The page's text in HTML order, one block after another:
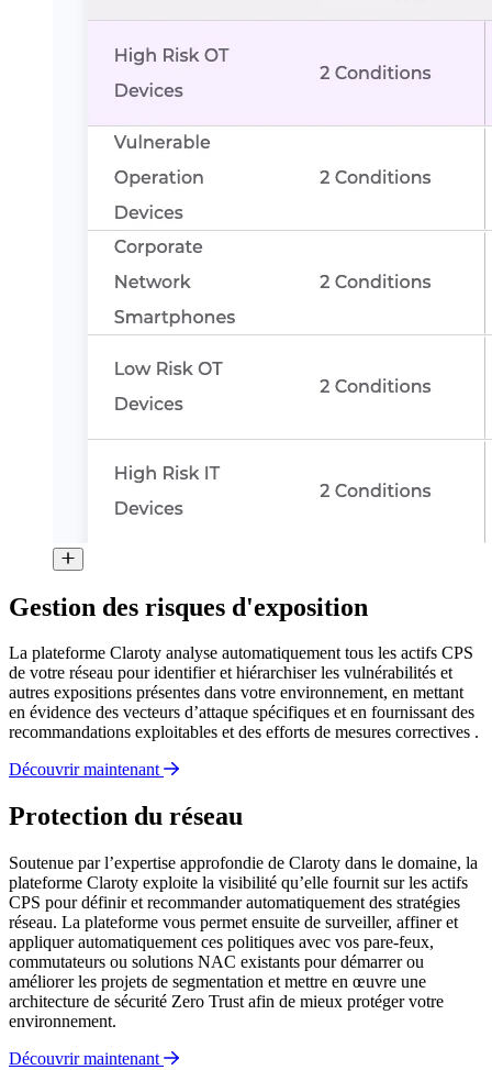
Gestion des risques d'exposition
La plateforme Claroty analyse automatiquement tous les actifs CPS
de votre réseau pour identifier et hiérarchiser les vulnérabilités et
autres expositions présentes dans votre environnement, en mettant
en évidence des vecteurs d’attaque spécifiques et en fournissant des
recommandations exploitables et des efforts de mesures correctives .
Découvrir maintenant
Protection du réseau
Soutenue par l’expertise approfondie de Claroty dans le domaine, la
plateforme Claroty exploite la visibilité qu’elle fournit sur les actifs
CPS pour définir et recommander automatiquement des stratégies
réseau. La plateforme vous permet ensuite de surveiller, affiner et
appliquer automatiquement ces politiques avec vos pare-feux,
commutateurs ou solutions NAC existants pour démarrer ou
améliorer les projets de segmentation et mettre en œuvre une
architecture de sécurité Zero Trust afin de mieux protéger votre
environnement.
Découvrir maintenant